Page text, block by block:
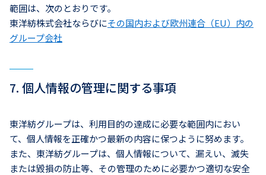
範囲は、次のとおりです。
東洋紡株式会社ならびにその国内および欧州連合（EU）内の
グループ会社
7. 個人情報の管理に関する事項
東洋紡グループは、利用目的の達成に必要な範囲内におい
て、個人情報を正確かつ最新の内容に保つように努めます。
また、東洋紡グループは、個人情報について、漏えい、滅失
または毀損の防止等、その管理のために必要かつ適切な安全